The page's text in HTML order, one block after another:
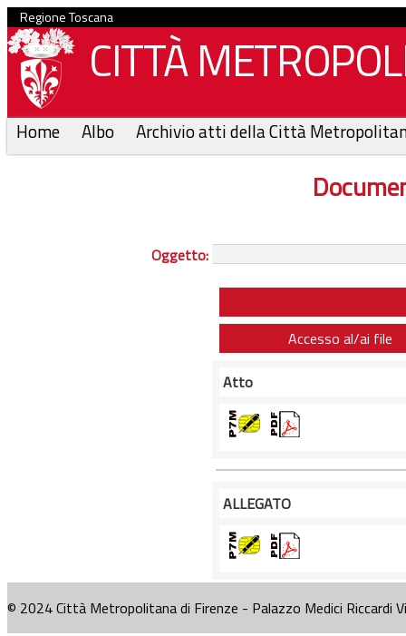
Regione Toscana
CITTÀ
Home Albo Archivio atti della Città
Oggetto:
Accesso al/ai file
Atto
ALLEGATO
© 2024 Città Metropolitana di Firenze - Palazzo Medici Riccardi